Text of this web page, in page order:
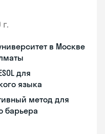
в Москве
для
языка
метод для
барьера